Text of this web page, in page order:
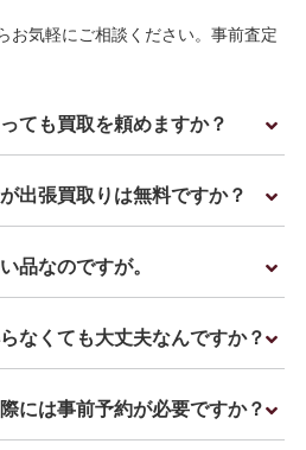
お気軽にご相談ください。事前査定
ても買取を頼めますか？
出張買取りは無料ですか？
品なのですが。
なくても大丈夫なんですか？
には事前予約が必要ですか？